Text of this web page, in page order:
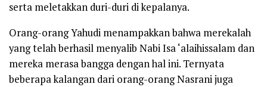
serta meletakkan ­duri-duri di kepalanya.
Orang-­orang Yahudi menampakkan bahwa merekalah
yang telah berhasil menyalib Nabi Isa‘alaihissalam dan
mereka merasa bangga dengan hal ini. Ternyata
beberapa kalangan dari orang-­orang Nasrani juga